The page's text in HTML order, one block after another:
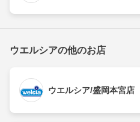
ウエルシアの他のお店
ウエルシア/盛岡本宮店